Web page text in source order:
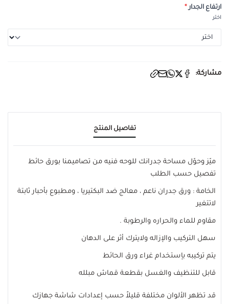
ارتفاع الجدار*
اختر
مشاركة:
تفاصيل المنتج
ميّز وحوّل مساحة جدرانك للوحه فنيه من تصاميمنا بورق حائط
تفصيل حسب الطلب
الخامة : ورق جدران ناعم ، معالج ضد البكتيريا ، ومطبوع بأحبار ثابتة
لاتتغير
مقاوم للماء والحراره والرطوبة .
سهل التركيب والإزاله ولايترك أثر على الدهان
يتم تركيبه بإستخدام غراء ورق الحائط
قابل للتنظيف والغسل بقطعة قماش مبلله
قد تظهر الألوان مختلفة قليلاً حسب إعدادات شاشة جهازك